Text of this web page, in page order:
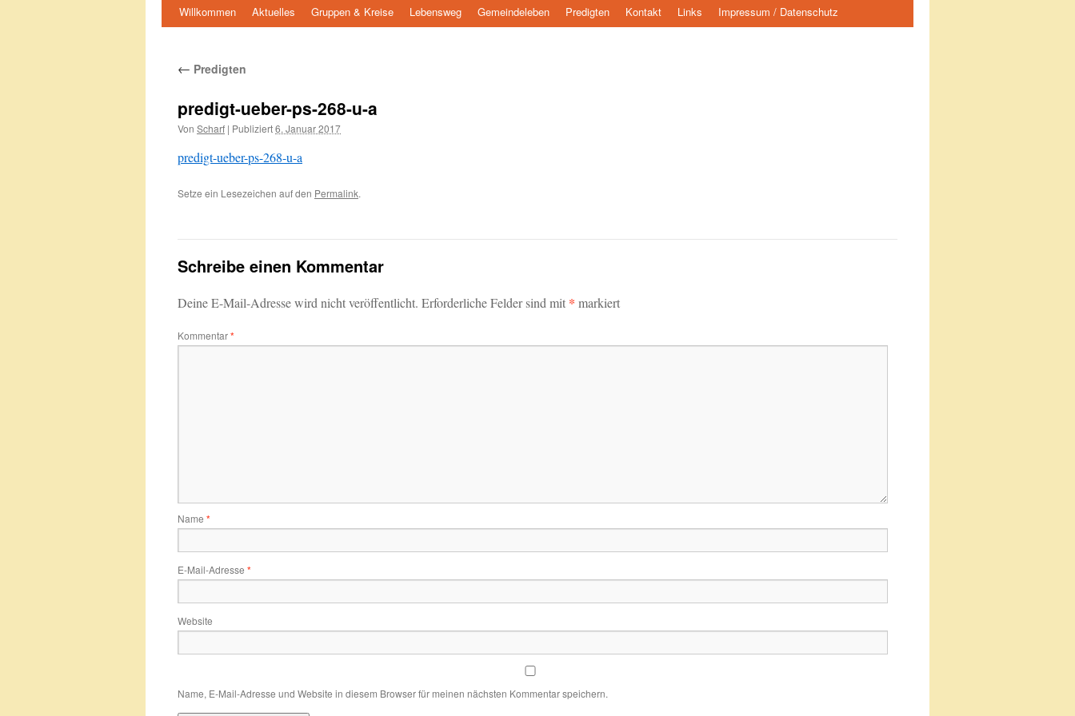
Springe
Inhalt
Willkommen Aktuelles Gruppen & Kreise Lebensweg Gemeindeleben Predigten Kontakt Links Impressum / Datenschutz
← Predigten
predigt-ueber-ps-268-u-a
Von Scharf | Publiziert6. Januar 2017
predigt-ueber-ps-268-u-a
Setze ein Lesezeichen auf den Permalink.
Schreibe einen Kommentar
Deine E-Mail-Adresse wird nicht veröffentlicht. Erforderliche Felder sind mit * markiert
Kommentar*
Name *
E-Mail-Adresse *
Website
Name, E-Mail-Adresse und Website in diesem Browser für meinen nächsten Kommentar speichern.